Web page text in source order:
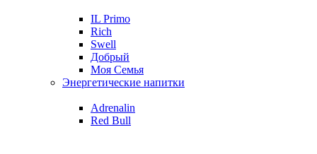
IL Primo
Rich
Swell
Добрый
Моя Семья
Энергетические напитки
Adrenalin
Red Bull